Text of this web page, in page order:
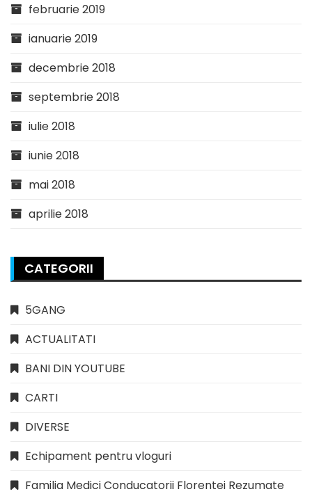
februarie 2019
ianuarie 2019
decembrie 2018
septembrie 2018
iulie 2018
iunie 2018
mai 2018
aprilie 2018
CATEGORII
5GANG
ACTUALITATI
BANI DIN YOUTUBE
CARTI
DIVERSE
Echipament pentru vloguri
Familia Medici Conducatorii Florentei Rezumate